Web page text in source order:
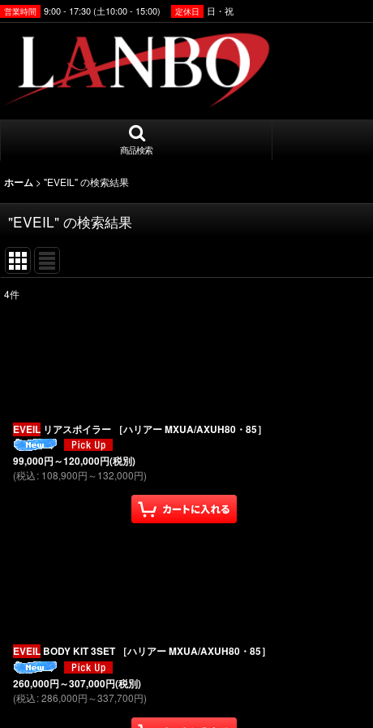
営業時間 9:00 - 17:30 (土10:00 - 15:00) 定休日 日・祝
商品検索
ホーム > "EVEIL"の検索結果
"EVEIL" の検索結果
商品検索
4件
EVEIL リアスポイラー ［ハリアー MXUA/AXUH80・85］
99,000円～120,000円(税別)
(税込: 108,900円～132,000円)
EVEIL BODY KIT 3SET ［ハリアー MXUA/AXUH80・85］
260,000円～307,000円(税別)
(税込:286,000円～337,700円)